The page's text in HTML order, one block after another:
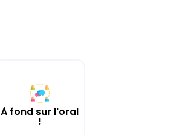
À fond sur l'oral
!